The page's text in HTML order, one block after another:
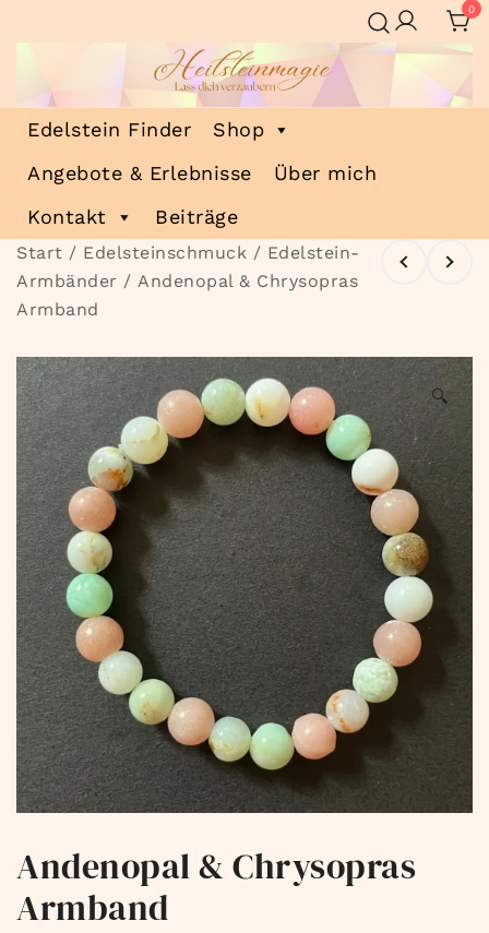
Inhalt
0
Heilsteinmagie
Lass dich verzaubern
Edelstein Finder
Shop
Angebote & Erlebnisse
Über mich
Kontakt
Beiträge
Start / Edelsteinschmuck / Edelstein-
Armbänder / Andenopal & Chrysopras
Armband
🔍
Andenopal & Chrysopras
Armband